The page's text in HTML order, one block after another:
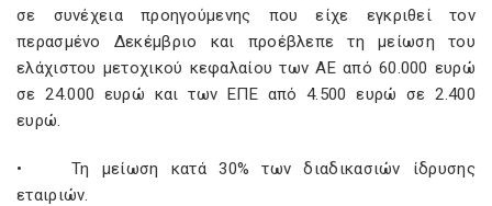
σε συνέχεια προηγούμενης που είχε εγκριθεί τον
περασμένο Δεκέμβριο και προέβλεπε τη μείωση του
ελάχιστου μετοχικού κεφαλαίου των ΑΕ από 60.000 ευρώ
σε 24.000 ευρώ και των ΕΠΕ από 4.500 ευρώ σε 2.400
ευρώ.
• Τη μείωση κατά 30% των διαδικασιών ίδρυσης
εταιριών.